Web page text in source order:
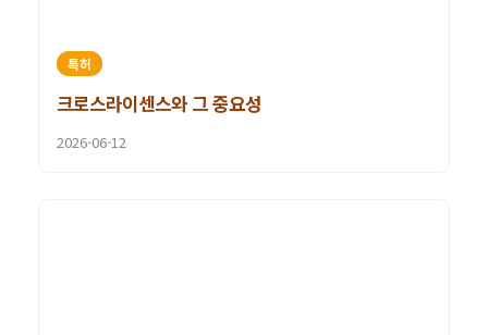
특허
크로스라이센스와 그 중요성
2026-06-12